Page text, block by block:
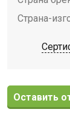
Страна-
Оставить